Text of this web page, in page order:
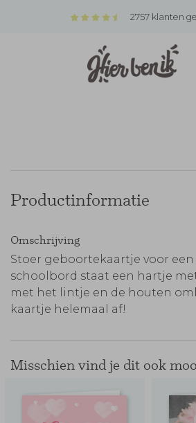
2757 klanten
Productinformatie
Omschrijving
Stoer geboortekaartje voor
schoolbord staat een hartje
met het lintje en de houten
kaartje helemaal af!
Misschien vind je dit ook